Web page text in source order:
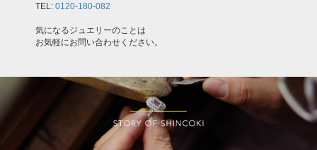
TEL: 0120-180-082
気になるジュエリーのことは
お気軽にお問い合わせください。